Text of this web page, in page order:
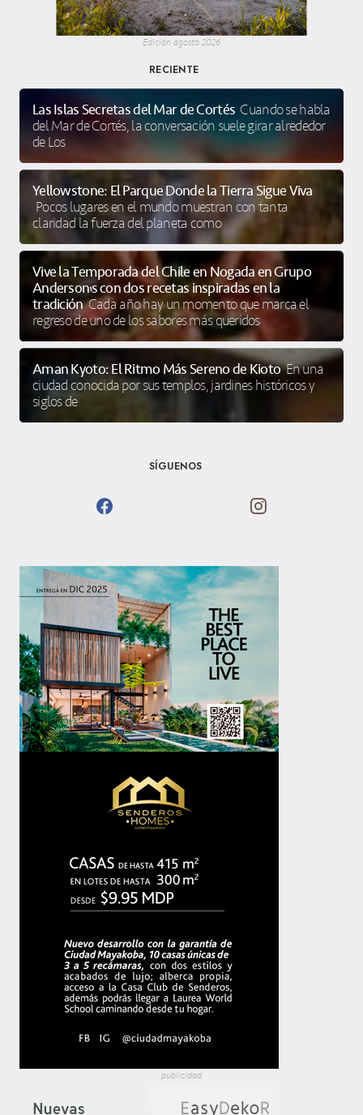
Edición agosto 2026
RECIENTE
Las Islas Secretas del Mar de Cortés Cuando se habla
del Mar de Cortés, la conversación suele girar alrededor
de Los
Yellowstone: El Parque Donde la Tierra Sigue Viva
Pocos lugares en el mundo muestran con tanta
claridad la fuerza del planeta como
Vive la Temporada del Chile en Nogada en Grupo
Anderson’s con dos recetas inspiradas en la
tradición Cada año hay un momento que marca el
regreso de uno de los sabores más queridos
Aman Kyoto: El Ritmo Más Sereno de Kioto En una
ciudad conocida por sus templos, jardines históricos y
siglos de
SÍGUENOS
publicidad